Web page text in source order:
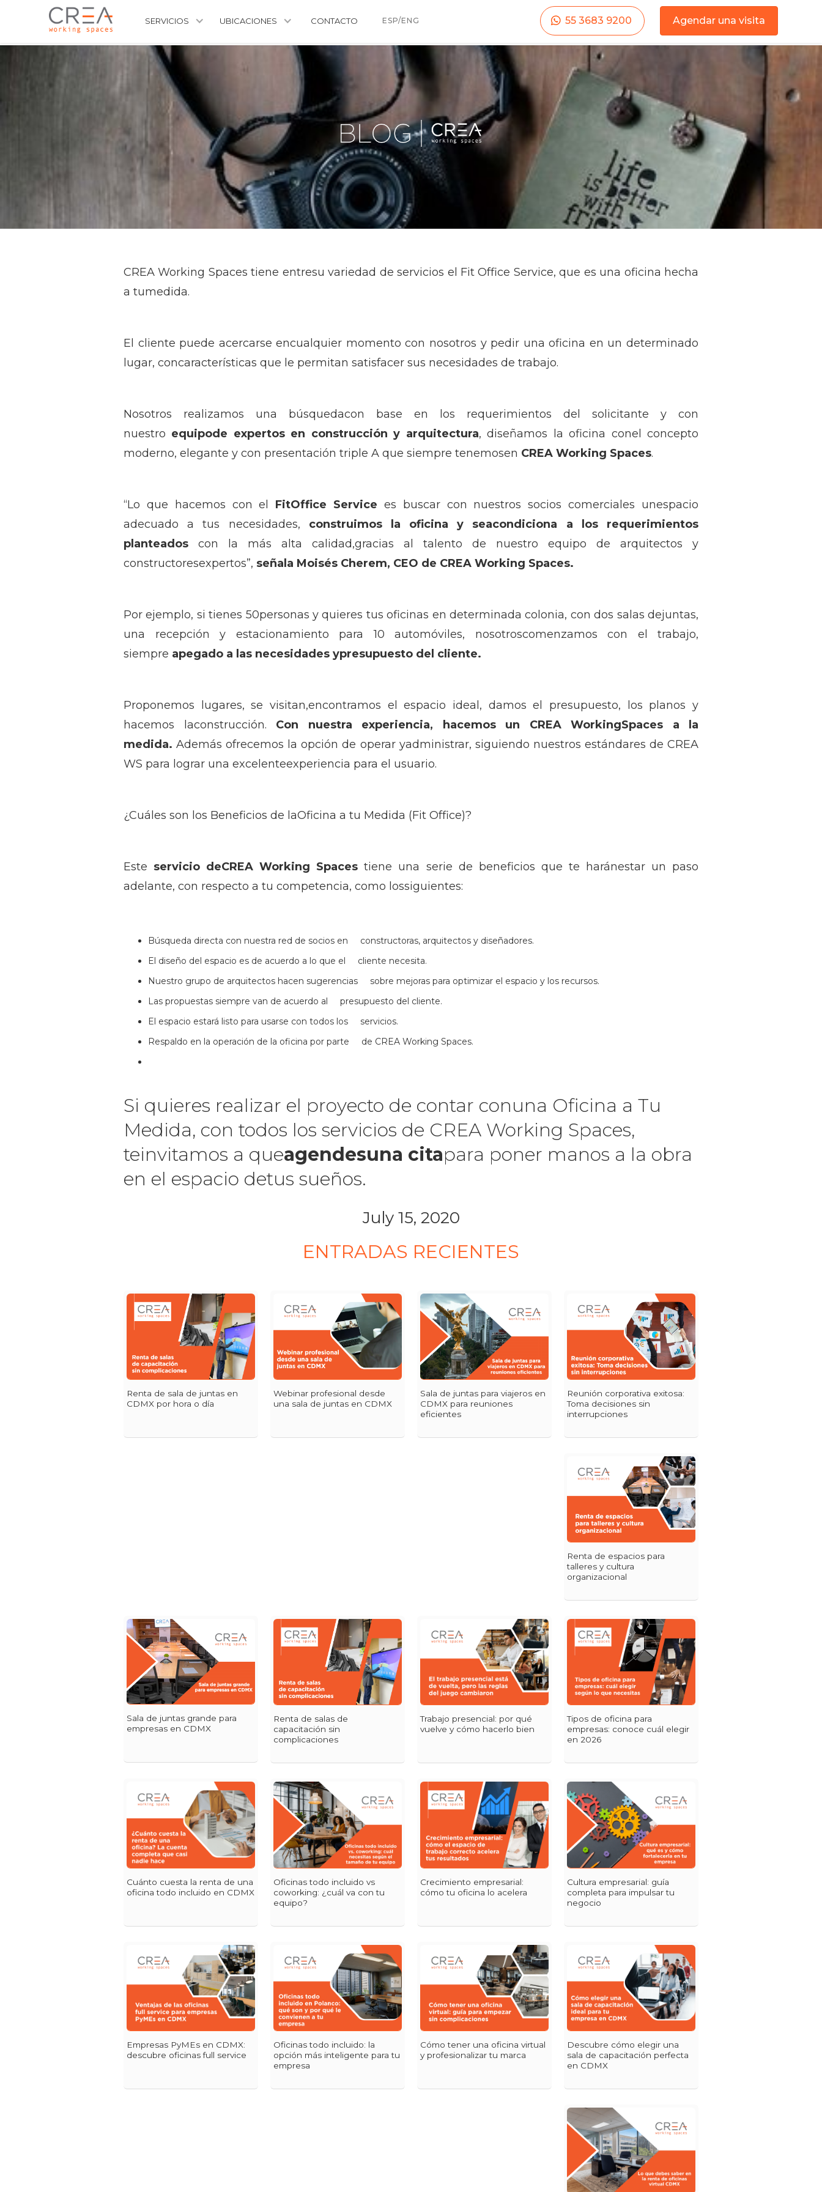
SERVICIOS UBICACIONES CONTACTO ESP/ENG Agendar una visita
55 3683 9200
CREA Working Spaces tiene entresu variedad de servicios el Fit Office Service, que es una oficina hecha
a tumedida.
El cliente puede acercarse encualquier momento con nosotros y pedir una oficina en un determinado
lugar, concaracterísticas que le permitan satisfacer sus necesidades de trabajo.
Nosotros realizamos una búsquedacon base en los requerimientos del solicitante y con
nuestro equipode expertos en construcción y arquitectura, diseñamos la oficina conel concepto
moderno, elegante y con presentación triple A que siempre tenemosen CREA Working Spaces.
“Lo que hacemos con el FitOffice Service es buscar con nuestros socios comerciales unespacio
adecuado a tus necesidades, construimos la oficina y seacondiciona a los requerimientos
planteados con la más alta calidad,gracias al talento de nuestro equipo de arquitectos y
constructoresexpertos”, señala Moisés Cherem, CEO de CREA Working Spaces.
Por ejemplo, si tienes 50personas y quieres tus oficinas en determinada colonia, con dos salas dejuntas,
una recepción y estacionamiento para 10 automóviles, nosotroscomenzamos con el trabajo,
siempre apegado a las necesidades ypresupuesto del cliente.
Proponemos lugares, se visitan,encontramos el espacio ideal, damos el presupuesto, los planos y
hacemos laconstrucción. Con nuestra experiencia, hacemos un CREA WorkingSpaces a la
medida. Además ofrecemos la opción de operar yadministrar, siguiendo nuestros estándares de CREA
WS para lograr una excelenteexperiencia para el usuario.
¿Cuáles son los Beneficios de laOficina a tu Medida (Fit Office)?
Este servicio deCREA Working Spaces tiene una serie de beneficios que te haránestar un paso
adelante, con respecto a tu competencia, como lossiguientes:
Búsqueda directa con nuestra red de socios en constructoras, arquitectos y diseñadores.
El diseño del espacio es de acuerdo a lo que el cliente necesita.
Nuestro grupo de arquitectos hacen sugerencias sobre mejoras para optimizar el espacio y los recursos.
Las propuestas siempre van de acuerdo al presupuesto del cliente.
El espacio estará listo para usarse con todos los servicios.
Respaldo en la operación de la oficina por parte de CREA Working Spaces.
Si quieres realizar el proyecto de contar conuna Oficina a Tu
Medida, con todos los servicios de CREA Working Spaces,
teinvitamos a queagendesuna citapara poner manos a la obra
en el espacio detus sueños.
July 15, 2020
ENTRADAS RECIENTES
Renta de sala de juntas en
CDMX por hora o día
Webinar profesional desde
una sala de juntas en CDMX
Sala de juntas para viajeros en
CDMX para reuniones
eficientes
Reunión corporativa exitosa:
Toma decisiones sin
interrupciones
Renta de espacios para
talleres y cultura
organizacional
Sala de juntas grande para
empresas en CDMX
Renta de salas de
capacitación sin
complicaciones
Trabajo presencial: por qué
vuelve y cómo hacerlo bien
Tipos de oficina para
empresas: conoce cuál elegir
en 2026
Cuánto cuesta la renta de una
oficina todo incluido en CDMX
Oficinas todo incluido vs
coworking: ¿cuál va con tu
equipo?
Crecimiento empresarial:
cómo tu oficina lo acelera
Cultura empresarial: guía
completa para impulsar tu
negocio
Empresas PyMEs en CDMX:
descubre oficinas full service
Oficinas todo incluido: la
opción más inteligente para tu
empresa
Cómo tener una oficina virtual
y profesionalizar tu marca
Descubre cómo elegir una
sala de capacitación perfecta
en CDMX